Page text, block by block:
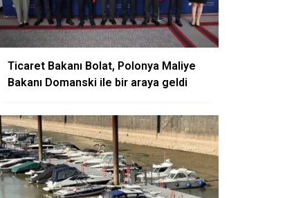
Ticaret Bakanı Bolat, Polonya Maliye
Bakanı Domanski ile bir araya geldi